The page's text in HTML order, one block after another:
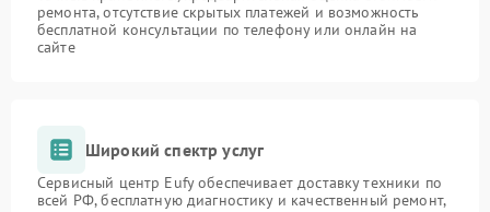
ремонта, отсутствие скрытых платежей и возможность
бесплатной консультации по телефону или онлайн на
сайте
Широкий спектр услуг
Сервисный центр Eufy обеспечивает доставку техники по
всей РФ, бесплатную диагностику и качественный ремонт,